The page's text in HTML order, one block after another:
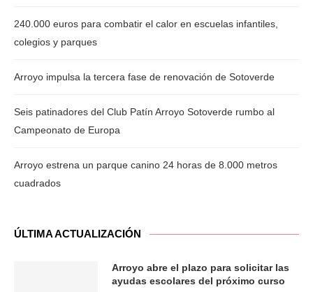
240.000 euros para combatir el calor en escuelas infantiles,
colegios y parques
Arroyo impulsa la tercera fase de renovación de Sotoverde
Seis patinadores del Club Patín Arroyo Sotoverde rumbo al
Campeonato de Europa
Arroyo estrena un parque canino 24 horas de 8.000 metros
cuadrados
ÚLTIMA ACTUALIZACIÓN
Arroyo abre el plazo para solicitar las
ayudas escolares del próximo curso